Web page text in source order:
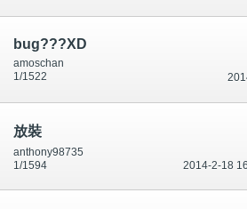
bug???XD
amoschan
1/1522
放裝
anthony98735
2014-2-18
1/1594